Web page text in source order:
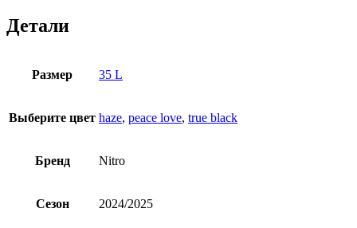
Детали
Размер 35 L
Выберите цвет haze, peace love, true black
Бренд Nitro
Сезон 2024/2025